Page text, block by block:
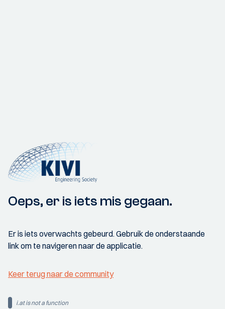
Oeps, er is iets mis gegaan.
Er is iets overwachts gebeurd. Gebruik de onderstaande
link om te navigeren naar de applicatie.
Keer terug naar de community
i.at is not a function